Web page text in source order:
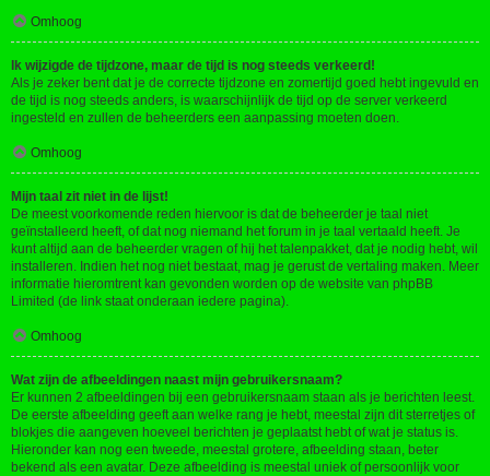
Omhoog
Ik wijzigde de tijdzone, maar de tijd is nog steeds verkeerd!
Als je zeker bent dat je de correcte tijdzone en zomertijd goed hebt ingevuld en
de tijd is nog steeds anders, is waarschijnlijk de tijd op de server verkeerd
ingesteld en zullen de beheerders een aanpassing moeten doen.
Omhoog
Mijn taal zit niet in de lijst!
De meest voorkomende reden hiervoor is dat de beheerder je taal niet
geïnstalleerd heeft, of dat nog niemand het forum in je taal vertaald heeft. Je
kunt altijd aan de beheerder vragen of hij het talenpakket, dat je nodig hebt, wil
installeren. Indien het nog niet bestaat, mag je gerust de vertaling maken. Meer
informatie hieromtrent kan gevonden worden op de website van phpBB
Limited (de link staat onderaan iedere pagina).
Omhoog
Wat zijn de afbeeldingen naast mijn gebruikersnaam?
Er kunnen 2 afbeeldingen bij een gebruikersnaam staan als je berichten leest.
De eerste afbeelding geeft aan welke rang je hebt, meestal zijn dit sterretjes of
blokjes die aangeven hoeveel berichten je geplaatst hebt of wat je status is.
Hieronder kan nog een tweede, meestal grotere, afbeelding staan, beter
bekend als een avatar. Deze afbeelding is meestal uniek of persoonlijk voor